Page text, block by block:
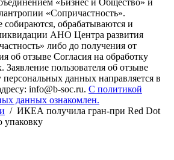
«Бизнес и Общество» и
«Сопричастность».
обрабатываются и
АНО Центра развития
либо до получения от
об отзыве Согласия на обработку
пользователя об отзыве
персональных данных направляется в
info@b-soc.ru. С политикой
данных ознакомлен.
/ ИКЕА получила гран-при Red Dot
упаковку